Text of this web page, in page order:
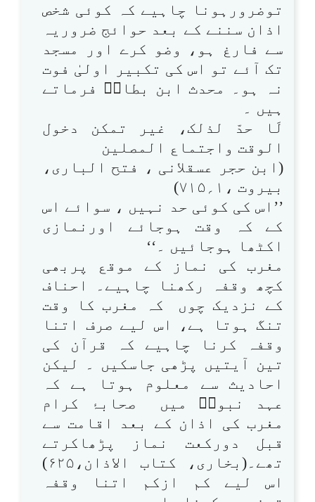
توضرورہونا چاہیے کہ کوئی شخص
اذان سننے کے بعد حوائج ضروریہ
سے فارغ ہو، وضو کرے اور مسجد
تک آئے تو اس کی تکبیر اولیٰ فوت
نہ ہو۔ محدث ابن بطالؒ فرماتے
ہیں ۔
لَا حدّ لذلک، غیر تمکن دخول
الوقت واجتماع المصلین
(ابن حجر عسقلانی ، فتح الباری،
بیروت ،۱؍۷۱۵)
’’اس کی کوئی حد نہیں ، سوائے اس
کے کہ وقت ہوجائے اورنمازی
اکٹھا ہوجائیں ۔‘‘
مغرب کی نماز کے موقع پربھی
کچھ وقفہ رکھنا چاہیے۔ احناف
کے نزدیک چوں کہ مغرب کا وقت
تنگ ہوتا ہے، اس لیے صرف اتنا
وقفہ کرنا چاہیے کہ قرآن کی
تین آیتیں پڑھی جاسکیں ۔ لیکن
احادیث سے معلوم ہوتا ہے کہ
عہد نبویؐ میں صحابۂ کرام
مغرب کی اذان کے بعد اقامت سے
قبل دورکعت نماز پڑھاکرتے
تھے۔(بخاری، کتاب الاذان،۶۲۵)
اس لیے کم ازکم اتنا وقفہ